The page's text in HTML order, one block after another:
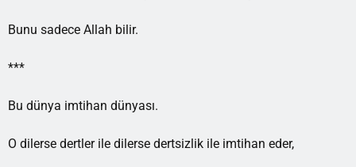
Bunu sadece Allah bilir.
***
Bu dünya imtihan dünyası.
O dilerse dertler ile dilerse dertsizlik ile imtihan eder,